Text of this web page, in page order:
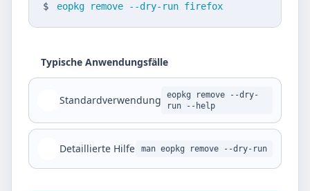
$ eopkg remove --dry-run firefox
Typische Anwendungsfälle
Standardverwendung
eopkg remove --dry-
run --help
Detaillierte Hilfe man eopkg remove --dry-run